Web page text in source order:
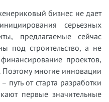
бизнес не дает
серьезных
предлагаемые сейчас
под строительство, а не
проектов,
Поэтому многие инновации
путь от старта разработки
первые значительные